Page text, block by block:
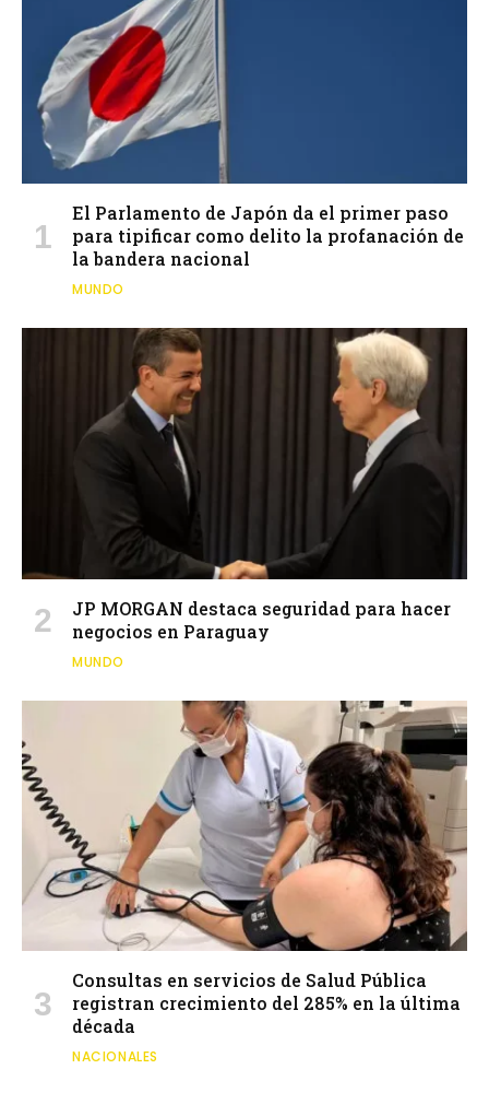
El Parlamento de Japón da el primer paso
para tipificar como delito la profanación de
la bandera nacional
MUNDO
JP MORGAN destaca seguridad para hacer
negocios en Paraguay
MUNDO
Consultas en servicios de Salud Pública
registran crecimiento del 285% en la última
década
NACIONALES